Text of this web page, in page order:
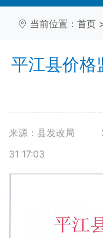
当前位置： 首页
平江县价
来源：县发改局
31 17:03